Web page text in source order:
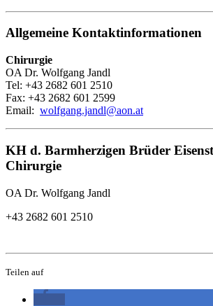
Allgemeine Kontaktinformationen
Chirurgie
OA Dr. Wolfgang Jandl
Tel: +43 2682 601 2510
Fax: +43 2682 601 2599
Email: wolfgang.jandl@aon.at
KH d. Barmherzigen Brüder
Chirurgie
OA Dr. Wolfgang Jandl
+43 2682 601 2510
Teilen auf